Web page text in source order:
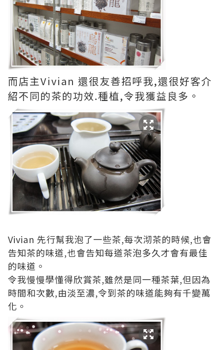
而店主Vivian 還很友善招呼我,還很好客介
紹不同的茶的功效.種植,令我獲益良多。
Vivian 先行幫我泡了一些茶,每次沏茶的時候,也會
告知茶的味道,也會告知每道茶泡多久才會有最佳
的味道。
令我慢慢學懂得欣賞茶,雖然是同一種茶葉,但因為
時間和次數,由淡至濃,令到茶的味道能夠有千變萬
化。